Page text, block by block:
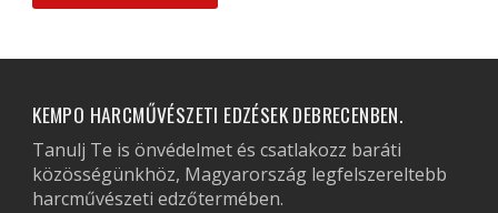
KEMPO HARCMŰVÉSZETI EDZÉSEK DEBRECENBEN.
Tanulj Te is önvédelmet és csatlakozz baráti
közösségünkhöz, Magyarország legfelszereltebb
harcművészeti edzőtermében.